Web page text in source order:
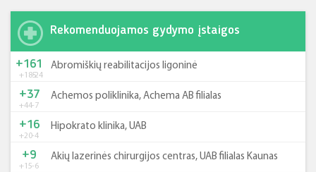
Rekomenduojamos gydymo įstaigos
+185-24
+161 Abromiškių reabilitacijos ligoninė
+44-7
+37 Achemos poliklinika, Achema AB filialas
+20-4
+16 Hipokrato klinika, UAB
+15-6
+9 Akių lazerinės chirurgijos centras, UAB filialas Kaunas